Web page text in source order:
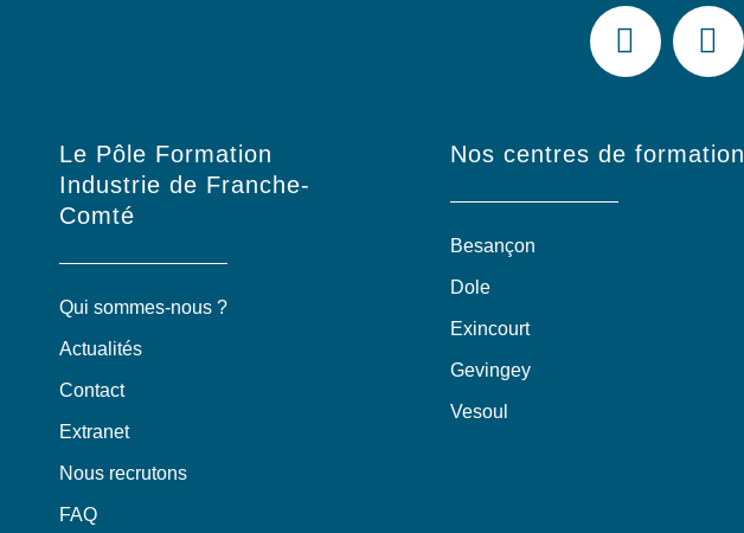
Le Pôle Formation
Industrie de Franche-
Comté
Qui sommes-nous ?
Actualités
Contact
Extranet
Nous recrutons
FAQ
Nos centres de formation
Besançon
Dole
Exincourt
Gevingey
Vesoul